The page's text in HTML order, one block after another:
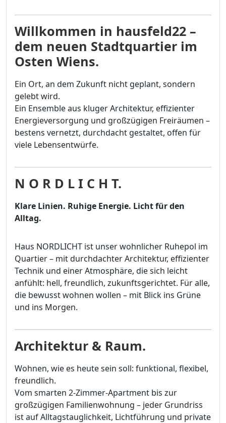
Willkommen in hausfeld22 –
dem neuen Stadtquartier im
Osten Wiens.
Ein Ort, an dem Zukunft nicht geplant, sondern
gelebt wird.
Ein Ensemble aus kluger Architektur, effizienter
Energieversorgung und großzügigen Freiräumen –
bestens vernetzt, durchdacht gestaltet, offen für
viele Lebensentwürfe.
N O R D L I C H T.
Klare Linien. Ruhige Energie. Licht für den
Alltag.
Haus NORDLICHT ist unser wohnlicher Ruhepol im
Quartier – mit durchdachter Architektur, effizienter
Technik und einer Atmosphäre, die sich leicht
anfühlt: hell, freundlich, zukunftsgerichtet. Für alle,
die bewusst wohnen wollen – mit Blick ins Grüne
und ins Morgen.
Architektur & Raum.
Wohnen, wie es heute sein soll: funktional, flexibel,
freundlich.
Vom smarten 2-Zimmer-Apartment bis zur
großzügigen Familienwohnung – jeder Grundriss
ist auf Alltagstauglichkeit, Lichtführung und private